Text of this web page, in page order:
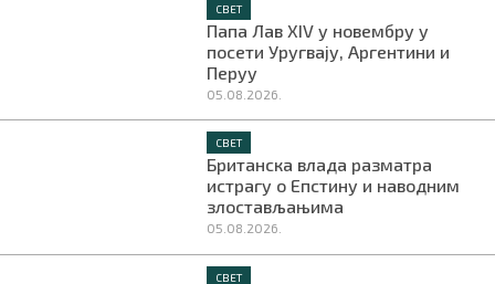
СВЕТ
Папа Лав XIV у новембру у
посети Уругвају, Аргентини и
Перуу
05.08.2026.
СВЕТ
Британска влада разматра
истрагу о Епстину и наводним
злостављањима
05.08.2026.
СВЕТ